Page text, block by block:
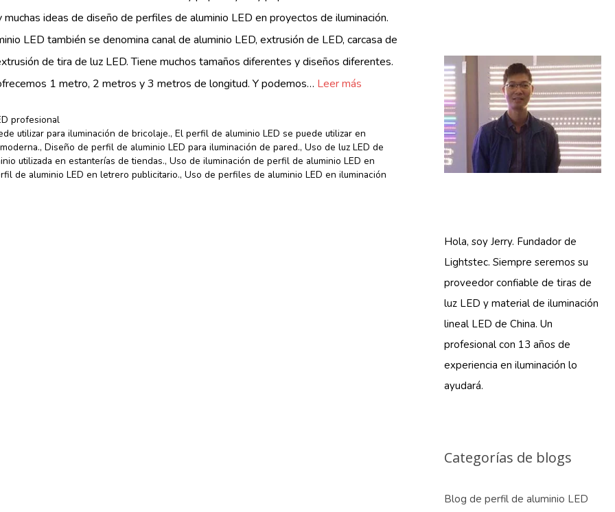
muchas ideas de diseño de perfiles de aluminio LED en proyectos de iluminación.
LED también se denomina canal de aluminio LED, extrusión de LED, carcasa de
de tira de luz LED. Tiene muchos tamaños diferentes y diseños diferentes.
1 metro, 2 metros y 3 metros de longitud. Y podemos… Leer más
profesional
utilizar para iluminación de bricolaje.,El perfil de aluminio LED se puede utilizar en
, Diseño de perfil de aluminio LED para iluminación de pared., Uso de luz LED de
utilizada en estanterías de tiendas., Uso de iluminación de perfil de aluminio LED en
de aluminio LED en letrero publicitario., Uso de perfiles de aluminio LED en iluminación
Hola, soy Jerry. Fundador de
Lightstec. Siempre seremos su
proveedor confiable de tiras de
luz LED y material de iluminación
lineal LED de China. Un
profesional con 13 años de
experiencia en iluminación lo
ayudará.
Categorías de blogs
Blog de perfil de aluminio LED